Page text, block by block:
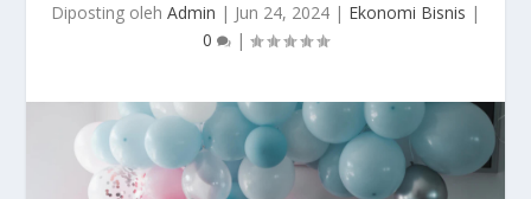
Diposting oleh Admin | Jun 24, 2024 | Ekonomi Bisnis |
0
|